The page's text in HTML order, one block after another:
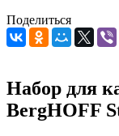
Поделиться
Набор для
BergHOFF